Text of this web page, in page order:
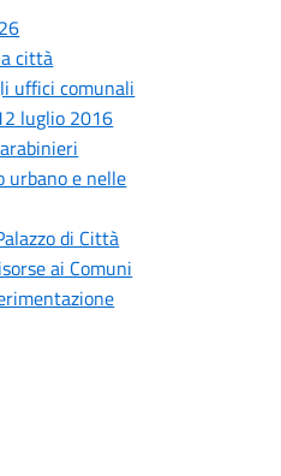
città
uffici comunali
luglio 2016
urbano e nelle
di Città
ai Comuni